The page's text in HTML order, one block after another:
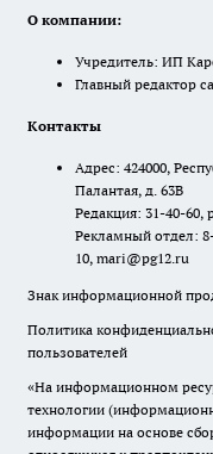
О компании:
Учредитель: ИП
Главный редактор
Контакты
Адрес: 424000,
Палантая, д. 63В
Редакция: 31-40-
Рекламный отдел:
10, mari@pg12.ru
Знак информационной
Политика
пользователей
«На информационном
технологии
информации на основе